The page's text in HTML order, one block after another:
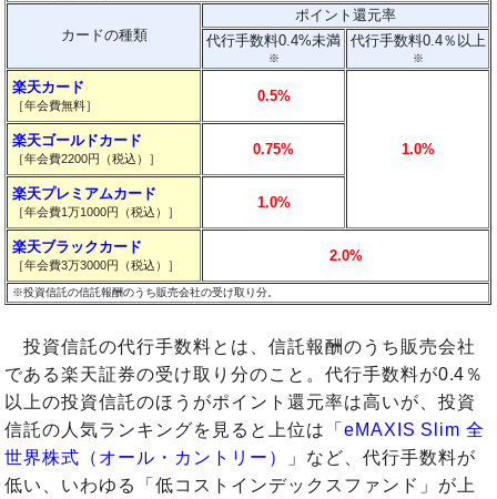
カードの種類
ポイント還元率
代行手数料0.4%未満
※
代行手数料0.4％以上
※
楽天カード
［年会費無料］
0.5%
1.0%
楽天ゴールドカード
［年会費2200円（税込）］
0.75%
楽天プレミアムカード
［年会費1万1000円（税込）］
1.0%
楽天ブラックカード
［年会費3万3000円（税込）］
2.0%
※投資信託の信託報酬のうち販売会社の受け取り分。
投資信託の代行手数料とは、信託報酬のうち販売会社
である楽天証券の受け取り分のこと。代行手数料が0.4％
以上の投資信託のほうがポイント還元率は高いが、投資
信託の人気ランキングを見ると上位は「 eMAXIS Slim 全
世界株式（オール・カントリー）
」など、代行手数料が
低い、いわゆる「低コストインデックスファンド」が上